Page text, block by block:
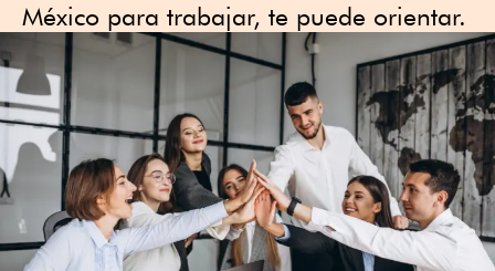
México para trabajar, te puede orientar.